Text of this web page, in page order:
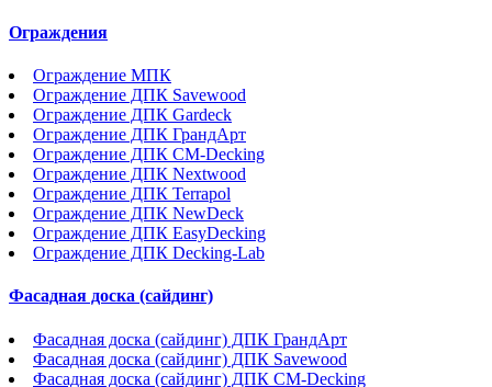
Ограждения
Ограждение МПК
Ограждение ДПК Savewood
Ограждение ДПК Gardeck
Ограждение ДПК ГрандАрт
Ограждение ДПК CM-Decking
Ограждение ДПК Nextwood
Ограждение ДПК Terrapol
Ограждение ДПК NewDeck
Ограждение ДПК EasyDecking
Ограждение ДПК Decking-Lab
Фасадная доска (сайдинг)
Фасадная доска (сайдинг) ДПК ГрандАрт
Фасадная доска (сайдинг) ДПК Savewood
Фасадная доска (сайдинг) ДПК CM-Decking